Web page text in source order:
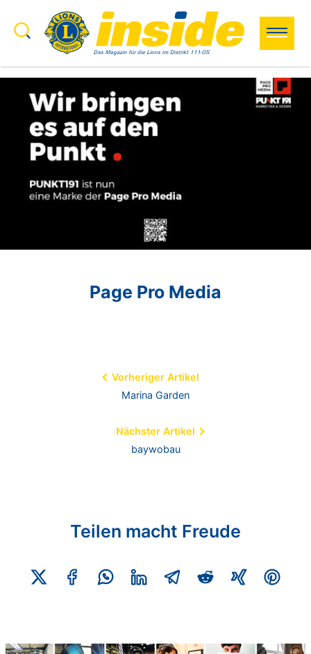
Zum Inhalt springen
Search to:
Search
Page Pro Media
Vorheriger Artikel
Marina Garden
Nächster Artikel
baywobau
Teilen macht Freude